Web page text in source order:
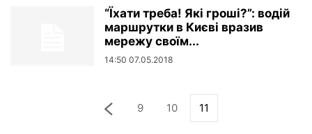
“Їхати треба! Які гроші?”: водій
маршрутки в Києві вразив
мережу своїм...
14:50 07.05.2018
9 10 11